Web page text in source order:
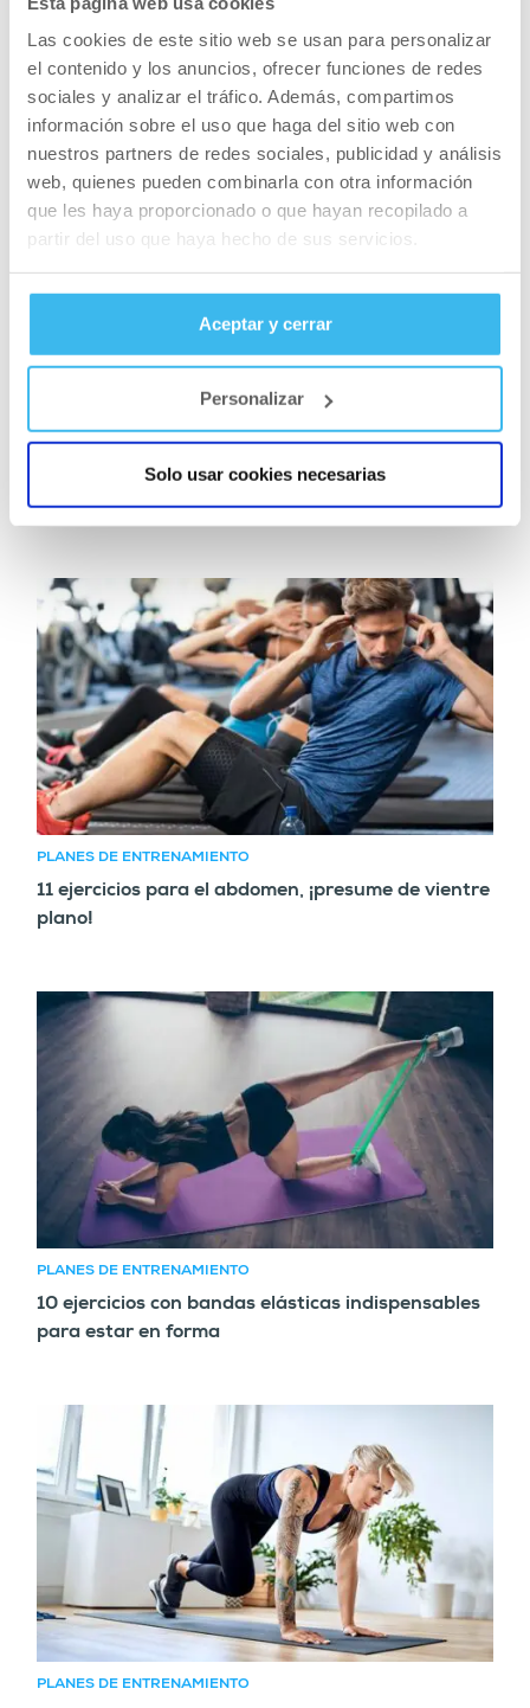
Las cookies de este sitio web se usan para personalizar
el contenido y los anuncios, ofrecer funciones de redes
sociales y analizar el tráfico. Además, compartimos
información sobre el uso que haga del sitio web con
nuestros partners de redes sociales, publicidad y análisis
web, quienes pueden combinarla con otra información
que les haya proporcionado o que hayan recopilado a
partir del uso que haya hecho de sus servicios.
Aceptar y cerrar
Personalizar
Solo usar cookies necesarias
PLANES DE ENTRENAMIENTO
Los 15 ejercicios más efectivos para fortalecer y
tonificar tu espalda
PLANES DE ENTRENAMIENTO
Los mejores ejercicios para glúteos, ¡mucho más
allá de sólo sentadillas!
PLANES DE ENTRENAMIENTO
11 ejercicios para el abdomen, ¡presume de vientre
plano!
PLANES DE ENTRENAMIENTO
10 ejercicios con bandas elásticas indispensables
para estar en forma
PLANES DE ENTRENAMIENTO